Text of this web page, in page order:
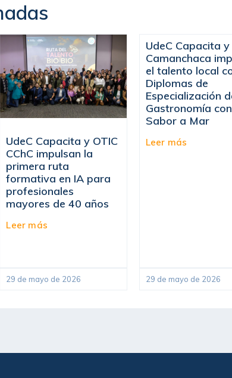
UdeC Capacita y OTIC
CChC impulsan la
primera ruta
formativa en IA para
profesionales
mayores de 40 años
Leer más
29 de mayo de 2026
UdeC Capacita y
Camanchaca
el talento local
Diplomas de
Especialización
Gastronomía con
Sabor a Mar
Leer más
29 de mayo de 2026